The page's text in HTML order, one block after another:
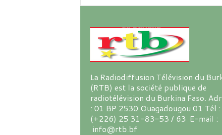
La Radiodiffusion Télévision du
(RTB) est la société publique de
radiotélévision du Burkina Faso.
: 01 BP 2530 Ouagadougou 01 Tél :
(+226) 25 31-83-53 / 63 E-mail :
info@rtb.bf